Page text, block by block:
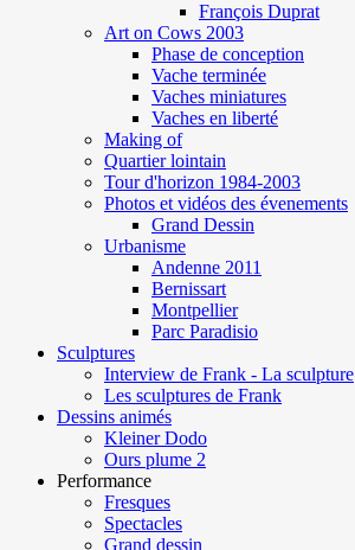
François Duprat
Art on Cows 2003
Phase de conception
Vache terminée
Vaches miniatures
Vaches en liberté
Making of
Quartier lointain
Tour d'horizon 1984-2003
Photos et vidéos des évenements
Grand Dessin
Urbanisme
Andenne 2011
Bernissart
Montpellier
Parc Paradisio
Sculptures
Interview de Frank - La sculpture
Les sculptures de Frank
Dessins animés
Kleiner Dodo
Ours plume 2
Performance
Fresques
Spectacles
Grand dessin